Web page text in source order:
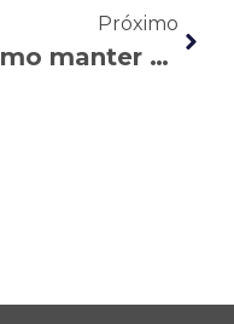
Próximo
Como manter o benefício por incapacidade do INSS